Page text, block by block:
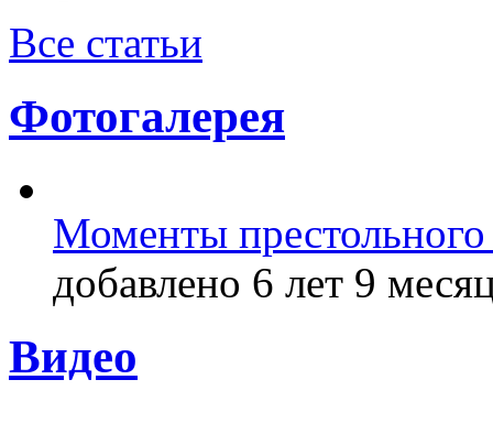
Все статьи
Фотогалерея
Моменты
добавлено 6 лет 9
Видео